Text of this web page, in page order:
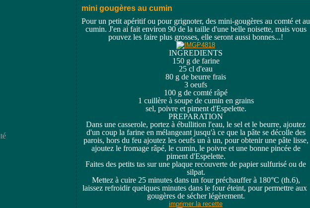
mini gougères au cumin
Pour un petit apéritif ou pour grignoter, des mini-gougères au comté et au
cumin. J'en ai fait environ 90 de la taille d'une belle noisette, mais vous
pouvez les faire plus grosses, elle seront aussi bonnes...!
INGREDIENTS
150 g de farine
25 cl d'eau
80 g de beurre frais
3 oeufs
100 g de comté râpé
1 cuillère à soupe de cumin en grains
sel, poivre et piment d'Espelette.
PREPARATION
Dans une casserole, portez à ébullition l'eau, le sel et le beurre, ajoutez
d'un coup la farine en mélangeant jusqu'à ce que la pâte se décolle des
parois, hors du feu ajoutez les oeufs un à un, pour obtenir une pâte lisse,
ajoutez le fromage râpé, le cumin, le poivre et une bonne pincée de
piment d'Espelette.
Faites des petits tas sur une plaque recouverte de papier sulfurisé ou de
silpat.
Mettez à cuire 25 minutes dans un four préchauffer à 180°C (th.6),
laissez refroidir quelques minutes dans le four éteint, pour permettre aux
gougères de sécher légèrement.
imprimer la recette